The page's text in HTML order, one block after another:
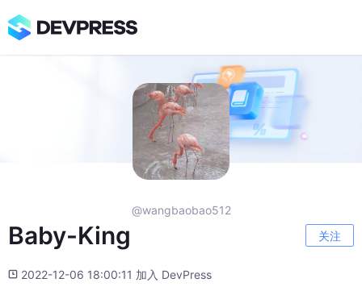
@wangbaobao512
Baby-King 关注
2022-12-06 18:00:11 加入 DevPress